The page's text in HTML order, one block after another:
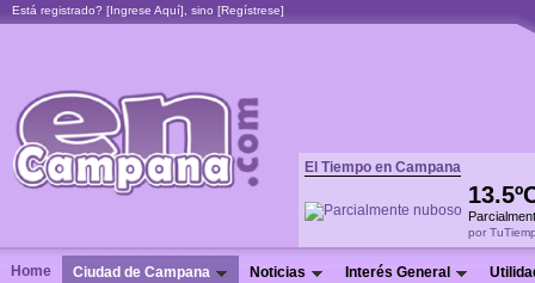
Está registrado? [Ingrese Aquí], sino [Regístrese]
El Tiempo en Campana
por
Home Ciudad de Campana Noticias Interés General